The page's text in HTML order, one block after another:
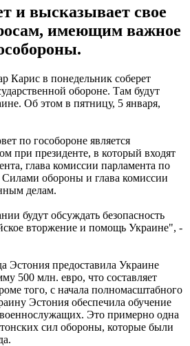
и высказывает свое
имеющим важное
Карис в понедельник соберет
обороне. Там будут
Об этом в пятницу, 5 января,
по гособороне является
при президенте, в который входят
глава комиссии парламента по
обороны и глава комиссии
делам.
будут обсуждать безопасность
вторжение и помощь Украине", -
Эстония предоставила Украине
500 млн. евро, что составляет
того, с начала полномасштабного
Эстония обеспечила обучение
Это примерно одна
сил обороны, которые были